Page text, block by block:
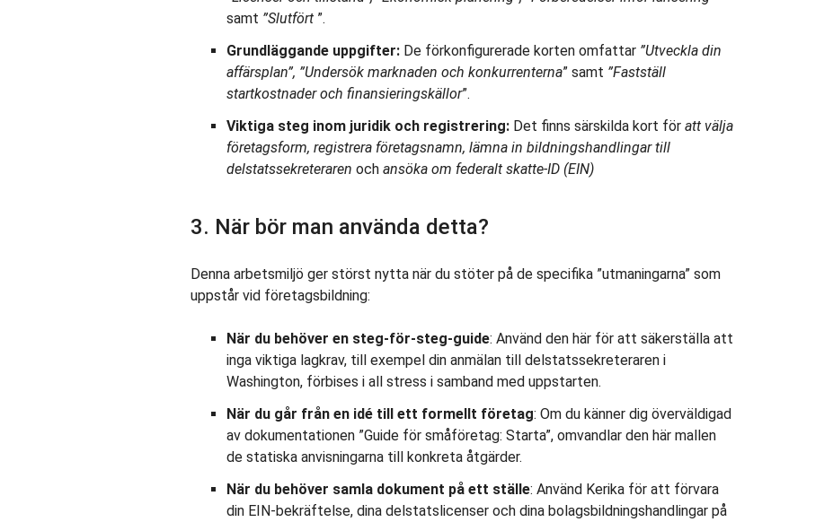
samt ”Slutfört ”.
Grundläggande uppgifter: De förkonfigurerade korten omfattar ”Utveckla din
affärsplan”, ”Undersök marknaden och konkurrenterna” samt ”Fastställ
startkostnader och finansieringskällor”.
Viktiga steg inom juridik och registrering: Det finns särskilda kort för att välja
företagsform, registrera företagsnamn, lämna in bildningshandlingar till
delstatssekreteraren och ansöka om federalt skatte-ID (EIN)
3. När bör man använda detta?
Denna arbetsmiljö ger störst nytta när du stöter på de specifika ”utmaningarna” som
uppstår vid företagsbildning:
När du behöver en steg-för-steg-guide: Använd den här för att säkerställa att
inga viktiga lagkrav, till exempel din anmälan till delstatssekreteraren i
Washington, förbises i all stress i samband med uppstarten.
När du går från en idé till ett formellt företag: Om du känner dig överväldigad
av dokumentationen ”Guide för småföretag: Starta”, omvandlar den här mallen
de statiska anvisningarna till konkreta åtgärder.
När du behöver samla dokument på ett ställe: Använd Kerika för att förvara
din EIN-bekräftelse, dina delstatslicenser och dina bolagsbildningshandlingar på